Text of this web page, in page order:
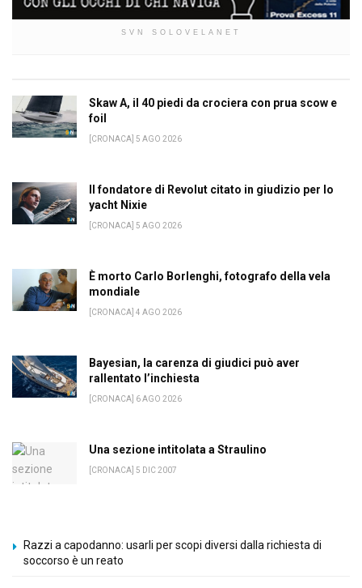
SVN SOLOVELANET
Skaw A, il 40 piedi da crociera con prua scow e
foil
[CRONACA] 5 AGO 2026
Il fondatore di Revolut citato in giudizio per lo
yacht Nixie
[CRONACA] 5 AGO 2026
È morto Carlo Borlenghi, fotografo della vela
mondiale
[CRONACA] 4 AGO 2026
Bayesian, la carenza di giudici può aver
rallentato l’inchiesta
[CRONACA] 6 AGO 2026
Una sezione intitolata a Straulino
[CRONACA] 5 DIC 2007
Razzi a capodanno: usarli per scopi diversi dalla richiesta di
soccorso è un reato